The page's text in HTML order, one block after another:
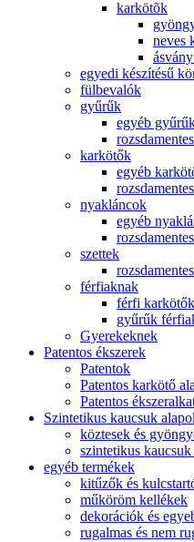
karkötõk
neves
egyedi készítésű
fülbevalók
gyűrűk
egyéb
karkötők
egyéb
nyakláncok
egyéb
szettek
férfiaknak
férfi karkötők
gyűrűk
Gyerekeknek
Patentos ékszerek
Patentok
Patentos karkötő
Patentos
Szintetikus kaucsuk
köztesek és
szintetikus
egyéb termékek
kitűzők és
műköröm kellékek
dekorációk és
rugalmas és nem